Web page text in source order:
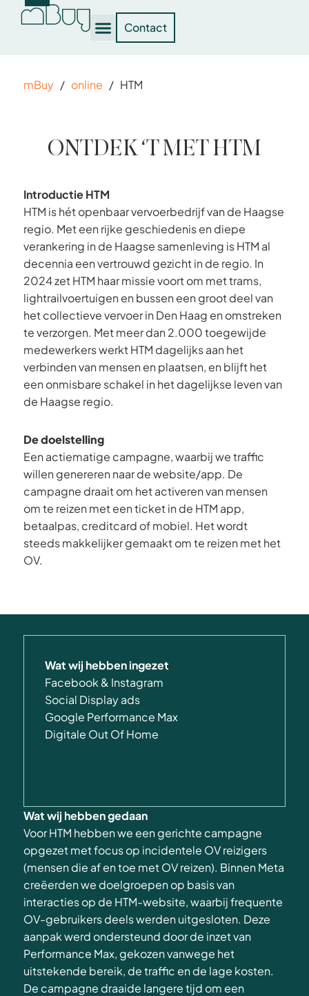
Contact
mBuy/ online / HTM
ONTDEK ‘T MET HTM
Introductie HTM
HTM is hét openbaar vervoerbedrijf van de Haagse
regio. Met een rijke geschiedenis en diepe
verankering in de Haagse samenleving is HTM al
decennia een vertrouwd gezicht in de regio. In
2024 zet HTM haar missie voort om met trams,
lightrailvoertuigen en bussen een groot deel van
het collectieve vervoer in Den Haag en omstreken
te verzorgen. Met meer dan 2.000 toegewijde
medewerkers werkt HTM dagelijks aan het
verbinden van mensen en plaatsen, en blijft het
een onmisbare schakel in het dagelijkse leven van
de Haagse regio.
De doelstelling
Een actiematige campagne, waarbij we traffic
willen genereren naar de website/app. De
campagne draait om het activeren van mensen
om te reizen met een ticket in de HTM app,
betaalpas, creditcard of mobiel. Het wordt
steeds makkelijker gemaakt om te reizen met het
OV.
Wat wij hebben gedaan
Voor HTM hebben we een gerichte campagne
opgezet met focus op incidentele OV reizigers
(mensen die af en toe met OV reizen). Binnen Meta
creëerden we doelgroepen op basis van
interacties op de HTM-website, waarbij frequente
OV-gebruikers deels werden uitgesloten. Deze
aanpak werd ondersteund door de inzet van
Performance Max, gekozen vanwege het
uitstekende bereik, de traffic en de lage kosten.
De campagne draaide langere tijd om een
Wat wij hebben ingezet
Facebook & Instagram
Social Display ads
Google Performance Max
Digitale Out Of Home